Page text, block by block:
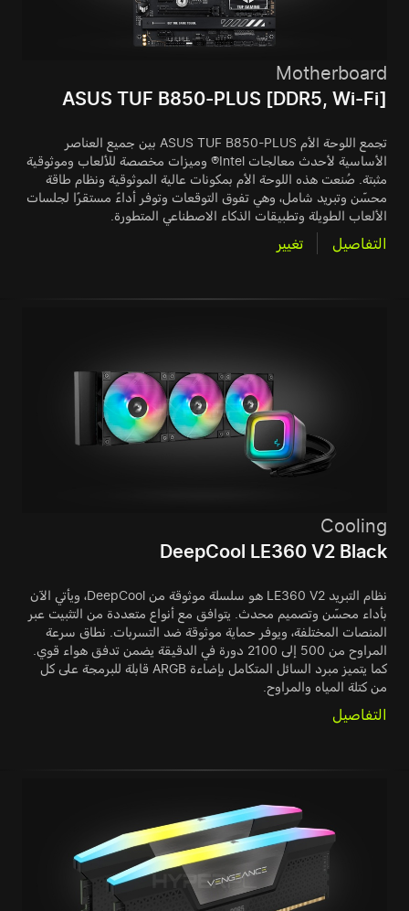
Motherboard
ASUS TUF B850-PLUS [DDR5, Wi-Fi]
تجمع اللوحة الأم ASUS TUF B850-PLUS بين جميع العناصر
الأساسية لأحدث معالجات Intel® وميزات مخصصة للألعاب وموثوقية
مثبتة. صُنعت هذه اللوحة الأم بمكونات عالية الموثوقية ونظام طاقة
محسّن وتبريد شامل، وهي تفوق التوقعات وتوفر أداءً مستقرًا لجلسات
الألعاب الطويلة وتطبيقات الذكاء الاصطناعي المتطورة.
التفاصيل تغيير
Cooling
DeepCool LE360 V2 Black
نظام التبريد LE360 V2 هو سلسلة موثوقة من DeepCool، ويأتي الآن
بأداء محسّن وتصميم محدث. يتوافق مع أنواع متعددة من التثبيت عبر
المنصات المختلفة، ويوفر حماية موثوقة ضد التسربات. نطاق سرعة
المراوح من 500 إلى 2100 دورة في الدقيقة يضمن تدفق هواء قوي.
كما يتميز مبرد السائل المتكامل بإضاءة ARGB قابلة للبرمجة على كل
من كتلة المياه والمراوح.
التفاصيل